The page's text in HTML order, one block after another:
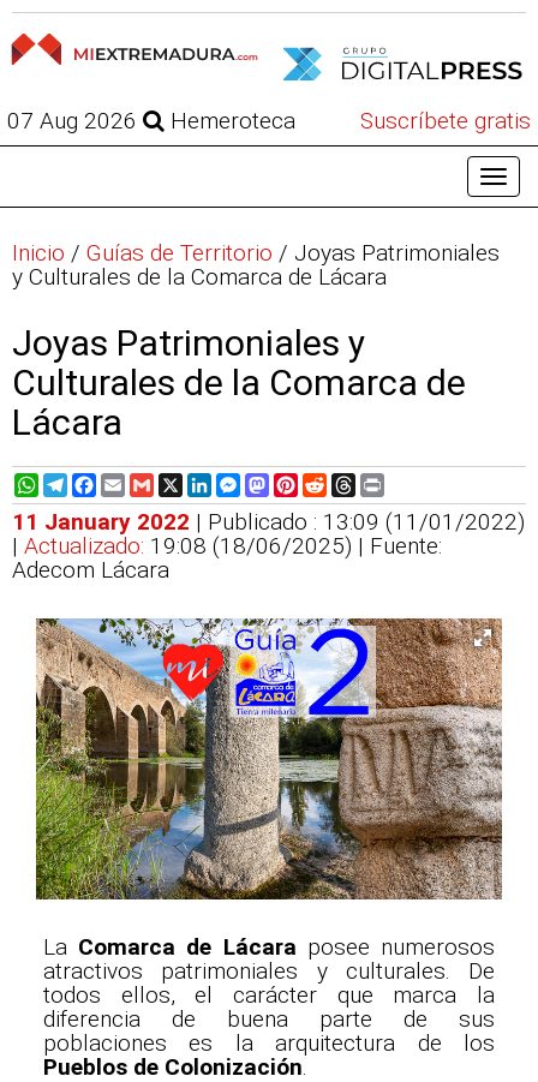
07 Aug 2026 Hemeroteca Suscríbete gratis
Inicio / Guías de Territorio / Joyas Patrimoniales
y Culturales de la Comarca de Lácara
Joyas Patrimoniales y
Culturales de la Comarca de
Lácara
WhatsApp
Telegram
Facebook
EmailGmail
X LinkedIn
Messenger
Mastodon
Pinterest
RedditThreads
11 January 2022 | Publicado : 13:09 (11/01/2022)
| Actualizado: 19:08 (18/06/2025) | Fuente:
Adecom Lácara
La Comarca de Lácara posee numerosos
atractivos patrimoniales y culturales. De
todos ellos, el carácter que marca la
diferencia de buena parte de sus
poblaciones es la arquitectura de los
Pueblos de Colonización.